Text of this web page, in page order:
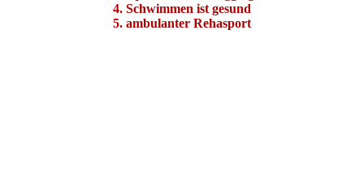
4. Schwimmen ist gesund
5. ambulanter Rehasport